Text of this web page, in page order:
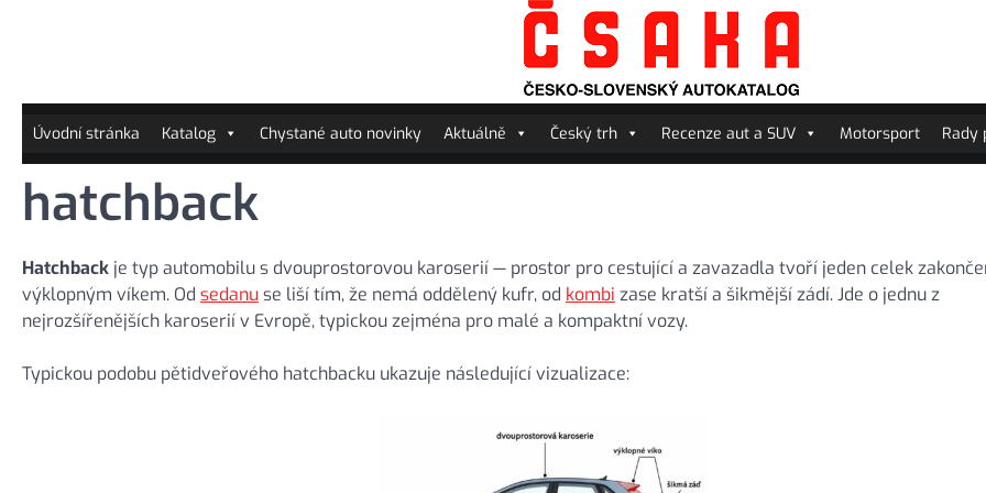
Úvodní stránka Katalog Chystané auto novinky Aktuálně Český trh Recenze aut a SUV Motorsport Rady
hatchback
Hatchback je typ automobilu s dvouprostorovou karoserií — prostor pro cestující a zavazadla tvoří jeden celek
výklopným víkem. Od sedanuse liší tím, že nemá oddělený kufr, od kombi zase kratší a šikmější zádí. Jde o jednu z
nejrozšířenějších karoserií v Evropě, typickou zejména pro malé a kompaktní vozy.
Typickou podobu pětidveřového hatchbacku ukazuje následující vizualizace: